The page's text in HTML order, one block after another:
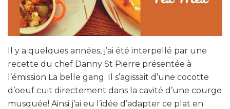
Il y a quelques années, j’ai été interpellé par une
recette du chef Danny St Pierre présentée à
l’émission La belle gang. Il s’agissait d’une cocotte
d’oeuf cuit directement dans la cavité d’une courge
musquée! Ainsi j’ai eu l’idée d’adapter ce plat en